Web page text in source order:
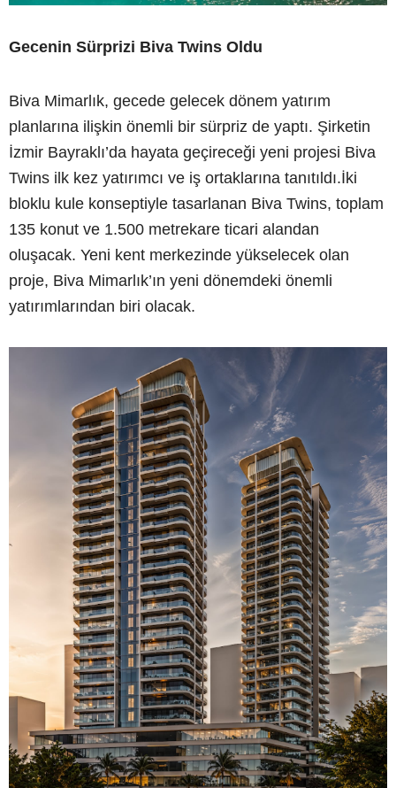
Gecenin Sürprizi Biva Twins Oldu
Biva Mimarlık, gecede gelecek dönem yatırım
planlarına ilişkin önemli bir sürpriz de yaptı. Şirketin
İzmir Bayraklı’da hayata geçireceği yeni projesi Biva
Twins ilk kez yatırımcı ve iş ortaklarına tanıtıldı.İki
bloklu kule konseptiyle tasarlanan Biva Twins, toplam
135 konut ve 1.500 metrekare ticari alandan
oluşacak. Yeni kent merkezinde yükselecek olan
proje, Biva Mimarlık’ın yeni dönemdeki önemli
yatırımlarından biri olacak.